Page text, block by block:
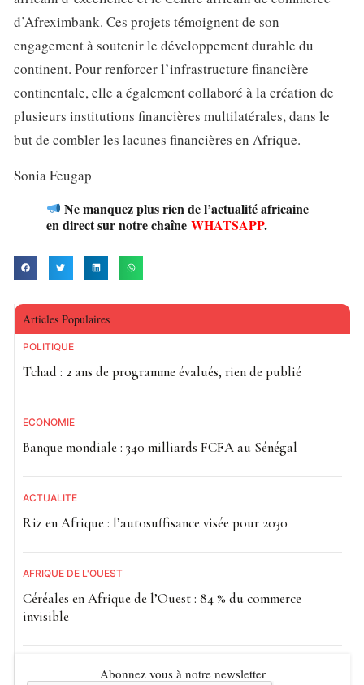
d’Afreximbank. Ces projets témoignent de son
engagement à soutenir le développement durable du
continent. Pour renforcer l’infrastructure financière
continentale, elle a également collaboré à la création de
plusieurs institutions financières multilatérales, dans le
but de combler les lacunes financières en Afrique.
Sonia Feugap
Ne manquez plus rien de l’actualité africaine
en direct sur notre chaîne WHATSAPP.
Articles Populaires
POLITIQUE
Tchad : 2 ans de programme évalués, rien de publié
ECONOMIE
Banque mondiale : 340 milliards FCFA au Sénégal
ACTUALITE
Riz en Afrique : l’autosuffisance visée pour 2030
AFRIQUE DE L'OUEST
Céréales en Afrique de l’Ouest : 84 % du commerce
invisible
Abonnez vous à notre newsletter